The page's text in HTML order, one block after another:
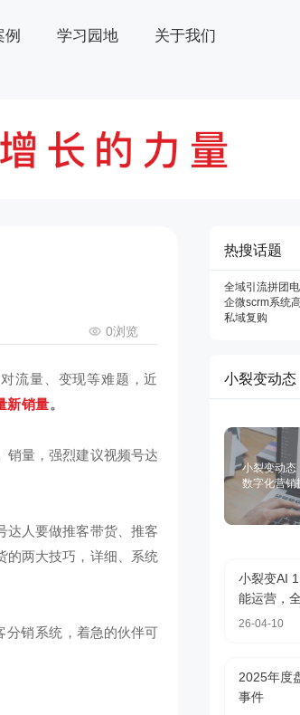
学习园地 关于我们
0浏览
流量、变现等难题，近
新销量。
销量，强烈建议视频号达
达人要做推客带货、推客
的两大技巧，详细、系统
分销系统 ，着急的伙伴可
热搜话题
全域引流拼团
企微scrm系统
私域复购
小裂变动态
小裂变动态
数字化营销
小裂变AI
能运营，
26-04-10
2025年度
事件